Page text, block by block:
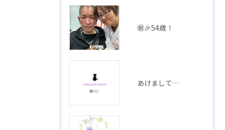
㊗️🎉54歳！
あけましておめでとうございます